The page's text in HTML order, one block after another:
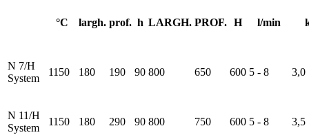
°C largh. prof. h LARGH. PROF. H l/min
N 7/H
System
1150 180 190 90 800 650 600 5 - 8 3,0
N 11/H
System
1150 180 290 90 800 750 600 5 - 8 3,5